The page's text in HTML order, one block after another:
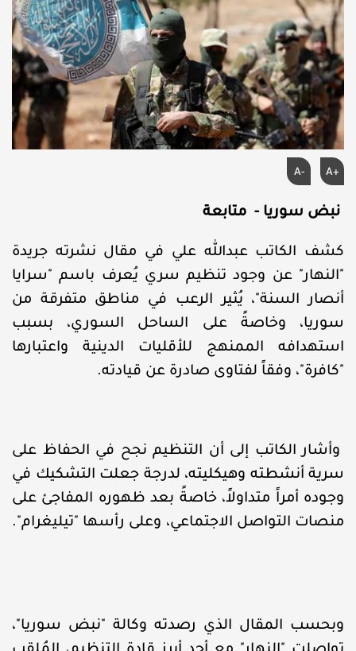
A+
A-
نبض سوريا - متابعة
كشف الكاتب عبدالله علي في مقال نشرته جريدة
"النهار" عن وجود تنظيم سري يُعرف باسم "سرايا
أنصار السنة"، يُثير الرعب في مناطق متفرقة من
سوريا، وخاصةً على الساحل السوري، بسبب
استهدافه الممنهج للأقليات الدينية واعتبارها
"كافرة"، وفقاً لفتاوى صادرة عن قيادته.
وأشار الكاتب إلى أن التنظيم نجح في الحفاظ على
سرية أنشطته وهيكليته، لدرجة جعلت التشكيك في
وجوده أمراً متداولاً، خاصةً بعد ظهوره المفاجئ على
منصات التواصل الاجتماعي، وعلى رأسها "تيليغرام".
وبحسب المقال الذي رصدته وكالة "نبض سوريا"،